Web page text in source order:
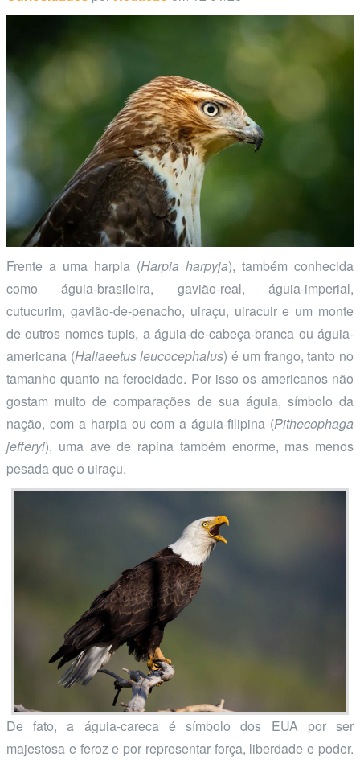
Frente a uma harpia (Harpia harpyja), também conhecida
como águia-brasileira, gavião-real, águia-imperial,
cutucurim, gavião-de-penacho, uiraçu, uiracuir e um monte
de outros nomes tupis, a águia-de-cabeça-branca ou águia-
americana (Haliaeetus leucocephalus) é um frango, tanto no
tamanho quanto na ferocidade. Por isso os americanos não
gostam muito de comparações de sua águia, símbolo da
nação, com a harpia ou com a águia-filipina (Pithecophaga
jefferyi), uma ave de rapina também enorme, mas menos
pesada que o uiraçu.
De fato, a águia-careca é símbolo dos EUA por ser
majestosa e feroz e por representar força, liberdade e poder.